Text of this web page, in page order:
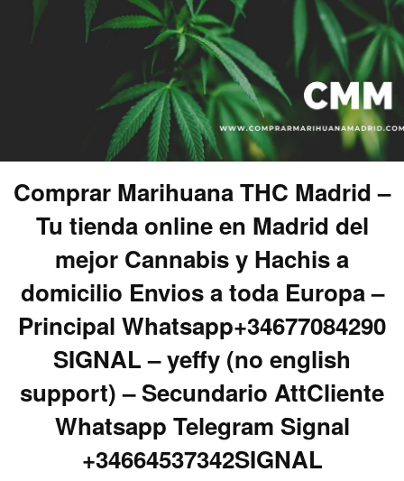
Comprar Marihuana THC Madrid –
Tu tienda online en Madrid del
mejor Cannabis y Hachis a
domicilio Envios a toda Europa –
Principal Whatsapp+34677084290
SIGNAL – yeffy (no english
support) – Secundario AttCliente
Whatsapp Telegram Signal
+34664537342SIGNAL